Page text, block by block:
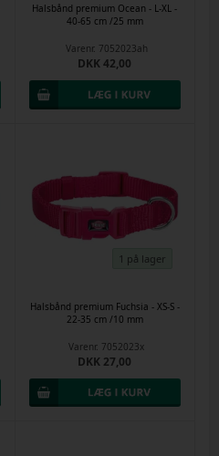
Halsbånd premium Ocean - L-XL -
40-65 cm /25 mm
Varenr. 7052023ah
DKK 42,00
1 på lager
Halsbånd premium Fuchsia - XS-S -
22-35 cm /10 mm
Varenr. 7052023x
DKK 27,00